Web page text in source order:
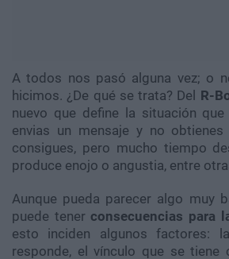
A todos nos pasó alguna vez; o
hicimos. ¿De qué se trata? Del R-
nuevo que define la situación
envias un mensaje y no
consigues, pero mucho tiempo
produce enojo o angustia, entre
Aunque pueda parecer algo muy
puede tener consecuencias para
esto inciden algunos factores:
responde, el vínculo que se tiene